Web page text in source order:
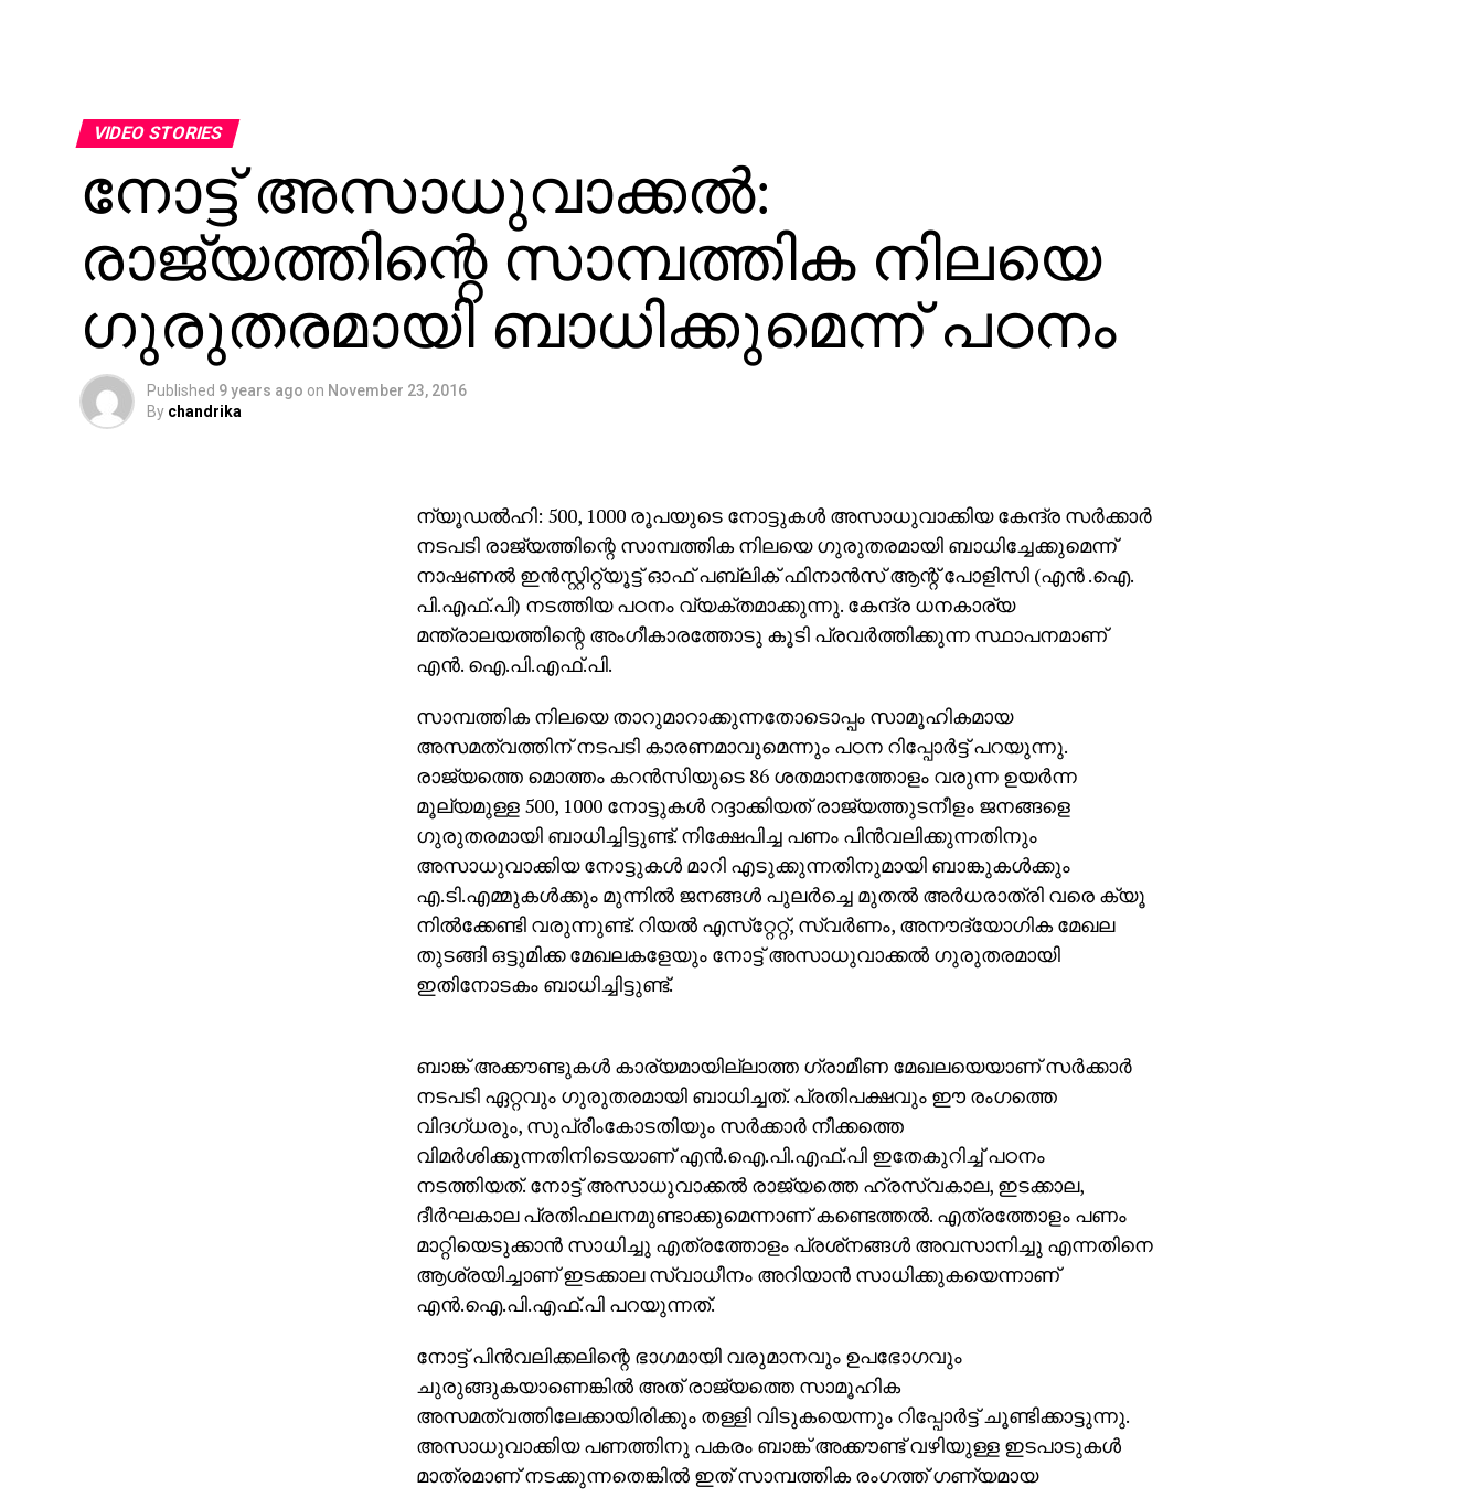
VIDEO STORIES
നോട്ട് അസാധുവാക്കല്‍:
രാജ്യത്തിന്റെ സാമ്പത്തിക നിലയെ
ഗുരുതരമായി ബാധിക്കുമെന്ന് പഠനം
Published 9 years ago on November 23, 2016
By chandrika
ന്യൂഡല്‍ഹി: 500, 1000 രൂപയുടെ നോട്ടുകള്‍ അസാധുവാക്കിയ കേന്ദ്ര സര്‍ക്കാര്‍
നടപടി രാജ്യത്തിന്റെ സാമ്പത്തിക നിലയെ ഗുരുതരമായി ബാധിച്ചേക്കുമെന്ന്
നാഷണല്‍ ഇന്‍സ്റ്റിറ്റ്യൂട്ട് ഓഫ് പബ്ലിക് ഫിനാന്‍സ് ആന്റ് പോളിസി (എന്‍ .ഐ.
പി.എഫ്.പി) നടത്തിയ പഠനം വ്യക്തമാക്കുന്നു. കേന്ദ്ര ധനകാര്യ
മന്ത്രാലയത്തിന്റെ അംഗീകാരത്തോടു കൂടി പ്രവര്‍ത്തിക്കുന്ന സ്ഥാപനമാണ്
എന്‍. ഐ.പി.എഫ്.പി.
സാമ്പത്തിക നിലയെ താറുമാറാക്കുന്നതോടൊപ്പം സാമൂഹികമായ
അസമത്വത്തിന് നടപടി കാരണമാവുമെന്നും പഠന റിപ്പോര്‍ട്ട് പറയുന്നു.
രാജ്യത്തെ മൊത്തം കറന്‍സിയുടെ 86 ശതമാനത്തോളം വരുന്ന ഉയര്‍ന്ന
മൂല്യമുള്ള 500, 1000 നോട്ടുകള്‍ റദ്ദാക്കിയത് രാജ്യത്തുടനീളം ജനങ്ങളെ
ഗുരുതരമായി ബാധിച്ചിട്ടുണ്ട്. നിക്ഷേപിച്ച പണം പിന്‍വലിക്കുന്നതിനും
അസാധുവാക്കിയ നോട്ടുകള്‍ മാറി എടുക്കുന്നതിനുമായി ബാങ്കുകള്‍ക്കും
എ.ടി.എമ്മുകള്‍ക്കും മുന്നില്‍ ജനങ്ങള്‍ പുലര്‍ച്ചെ മുതല്‍ അര്‍ധരാത്രി വരെ ക്യൂ
നില്‍ക്കേണ്ടി വരുന്നുണ്ട്. റിയല്‍ എസ്‌റ്റേറ്റ്, സ്വര്‍ണം, അനൗദ്യോഗിക മേഖല
തുടങ്ങി ഒട്ടുമിക്ക മേഖലകളേയും നോട്ട് അസാധുവാക്കല്‍ ഗുരുതരമായി
ഇതിനോടകം ബാധിച്ചിട്ടുണ്ട്.
ബാങ്ക് അക്കൗണ്ടുകള്‍ കാര്യമായില്ലാത്ത ഗ്രാമീണ മേഖലയെയാണ് സര്‍ക്കാര്‍
നടപടി ഏറ്റവും ഗുരുതരമായി ബാധിച്ചത്. പ്രതിപക്ഷവും ഈ രംഗത്തെ
വിദഗ്ധരും, സുപ്രീംകോടതിയും സര്‍ക്കാര്‍ നീക്കത്തെ
വിമര്‍ശിക്കുന്നതിനിടെയാണ് എന്‍.ഐ.പി.എഫ്.പി ഇതേകുറിച്ച് പഠനം
നടത്തിയത്. നോട്ട് അസാധുവാക്കല്‍ രാജ്യത്തെ ഹ്രസ്വകാല, ഇടക്കാല,
ദീര്‍ഘകാല പ്രതിഫലനമുണ്ടാക്കുമെന്നാണ് കണ്ടെത്തല്‍. എത്രത്തോളം പണം
മാറ്റിയെടുക്കാന്‍ സാധിച്ചു എത്രത്തോളം പ്രശ്‌നങ്ങള്‍ അവസാനിച്ചു എന്നതിനെ
ആശ്രയിച്ചാണ് ഇടക്കാല സ്വാധീനം അറിയാന്‍ സാധിക്കുകയെന്നാണ്
എന്‍.ഐ.പി.എഫ്.പി പറയുന്നത്.
നോട്ട് പിന്‍വലിക്കലിന്റെ ഭാഗമായി വരുമാനവും ഉപഭോഗവും
ചുരുങ്ങുകയാണെങ്കില്‍ അത് രാജ്യത്തെ സാമൂഹിക
അസമത്വത്തിലേക്കായിരിക്കും തള്ളി വിടുകയെന്നും റിപ്പോര്‍ട്ട് ചൂണ്ടിക്കാട്ടുന്നു.
അസാധുവാക്കിയ പണത്തിനു പകരം ബാങ്ക് അക്കൗണ്ട് വഴിയുള്ള ഇടപാടുകള്‍
മാത്രമാണ് നടക്കുന്നതെങ്കില്‍ ഇത് സാമ്പത്തിക രംഗത്ത് ഗണ്യമായ